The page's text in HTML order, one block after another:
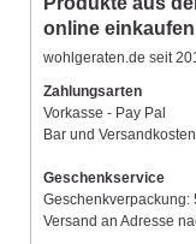
online einkaufen
wohlgeraten.de seit
Zahlungsarten
Vorkasse - Pay Pal
Bar und
Geschenkservice
Geschenkverpackung:
Versand an Adresse